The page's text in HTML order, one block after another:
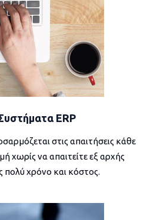
ERP
στις απαιτήσεις κάθε
χωρίς να απαιτείτε εξ αρχής
πολύ χρόνο και κόστος.